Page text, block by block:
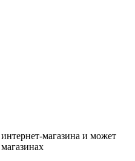
магазина и может